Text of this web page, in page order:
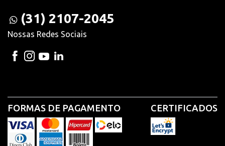
(31) 2107-2045
Nossas Redes Sociais
FORMAS DE PAGAMENTO CERTIFICADOS